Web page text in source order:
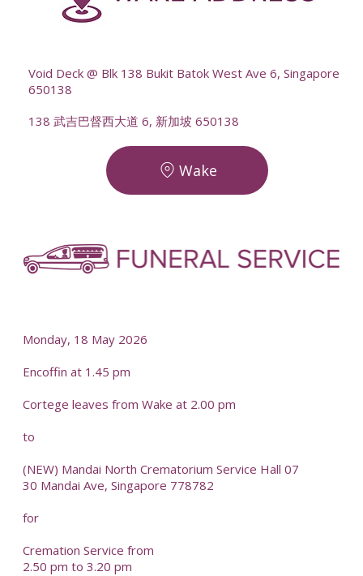
Void Deck @ Blk 138 Bukit Batok West Ave 6, Singapore
650138
138 武吉巴督西大道 6, 新加坡 650138
Wake
Monday, 18 May 2026
Encoffin at 1.45 pm
Cortege leaves from Wake at 2.00 pm
to
(NEW) Mandai North Crematorium Service Hall 07
30 Mandai Ave, Singapore 778782
for
Cremation Service from
2.50 pm to 3.20 pm